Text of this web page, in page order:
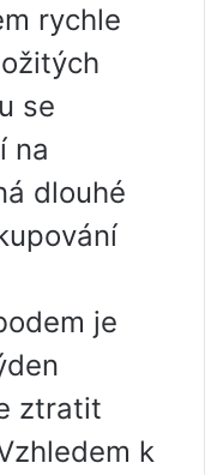
rychle
se
na
dlouhé
je
ztratit
k